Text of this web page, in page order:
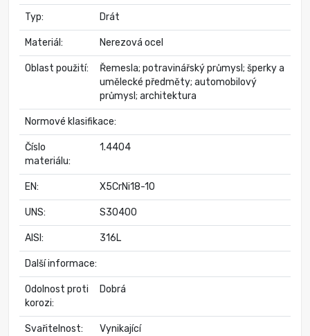
Typ: Drát
Materiál: Nerezová ocel
Oblast použití:
Řemesla; potravinářský průmysl; šperky a
umělecké předměty; automobilový
průmysl; architektura
Normové klasifikace:
Číslo
materiálu:
1.4404
EN: X5CrNi18-10
UNS: S30400
AISI: 316L
Další informace:
Odolnost proti
korozi:
Dobrá
Svařitelnost: Vynikající